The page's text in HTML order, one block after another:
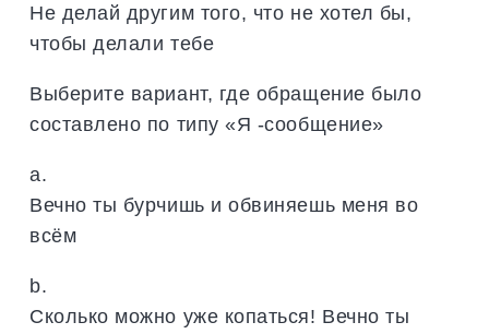
Не делай другим того, что не хотел бы,
чтобы делали тебе
Выберите вариант, где обращение было
составлено по типу «Я -сообщение»
a.
Вечно ты бурчишь и обвиняешь меня во
всём
b.
Сколько можно уже копаться! Вечно ты